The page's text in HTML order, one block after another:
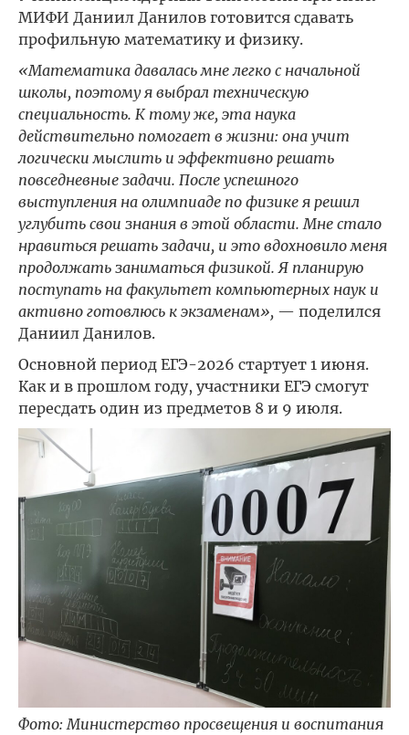
МИФИ Даниил Данилов готовится сдавать
профильную математику и физику.
«Математика давалась мне легко с начальной
школы, поэтому я выбрал техническую
специальность. К тому же, эта наука
действительно помогает в жизни: она учит
логически мыслить и эффективно решать
повседневные задачи. После успешного
выступления на олимпиаде по физике я решил
углубить свои знания в этой области. Мне стало
нравиться решать задачи, и это вдохновило меня
продолжать заниматься физикой. Я планирую
поступать на факультет компьютерных наук и
активно готовлюсь к экзаменам», — поделился
Даниил Данилов.
Основной период ЕГЭ-2026 стартует 1 июня.
Как и в прошлом году, участники ЕГЭ смогут
пересдать один из предметов 8 и 9 июля.
Фото: Министерство просвещения и воспитания